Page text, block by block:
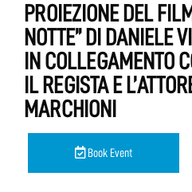
PROIEZIONE DEL
NOTTE” DI DANIELE
IN COLLEGAMENTO
IL REGISTA E
MARCHIONI
Book Event